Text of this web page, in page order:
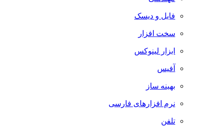
فایل و دیسک
سخت افزار
ابزار لینوکس
آفیس
بهینه ساز
نرم افزارهای فارسی
تلفن